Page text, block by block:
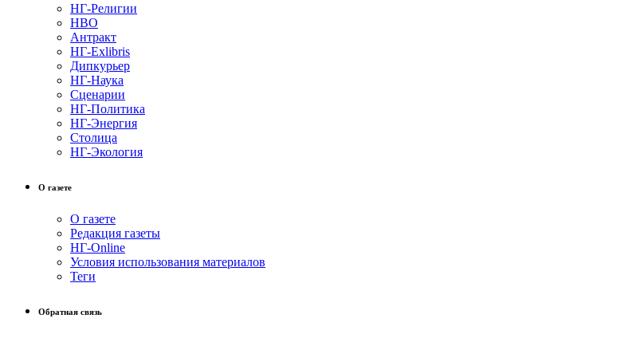
НГ-Религии
НВО
Антракт
НГ-Exlibris
Дипкурьер
НГ-Наука
Сценарии
НГ-Политика
НГ-Энергия
Столица
НГ-Экология
О газете
О газете
Редакция газеты
НГ-Online
Условия использования материалов
Теги
Обратная связь